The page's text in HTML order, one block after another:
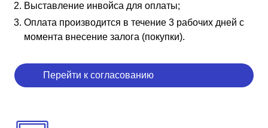
Выставление инвойса для оплаты;
Оплата производится в течение 3 рабочих дней с
момента внесение залога (покупки).
Перейти к согласованию